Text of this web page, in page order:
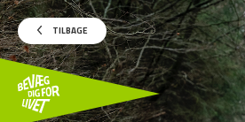
TILBAGE